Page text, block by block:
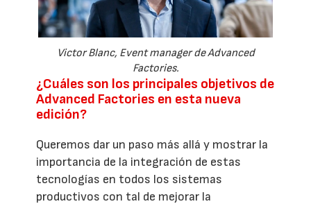
Victor Blanc, Event manager de Advanced
Factories.
¿Cuáles son los principales objetivos de
Advanced Factories en esta nueva
edición?
Queremos dar un paso más allá y mostrar la
importancia de la integración de estas
tecnologías en todos los sistemas
productivos con tal de mejorar la